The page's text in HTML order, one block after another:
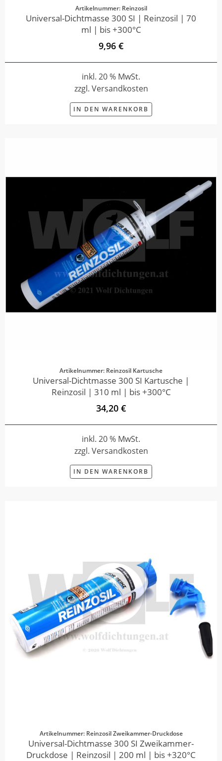
Artikelnummer: Reinzosil
Universal-Dichtmasse 300 SI | Reinzosil | 70
ml | bis +300°C
9,96 €
inkl. 20 % MwSt.
zzgl. Versandkosten
IN DEN WARENKORB
Artikelnummer: Reinzosil Kartusche
Universal-Dichtmasse 300 SI Kartusche |
Reinzosil | 310 ml | bis +300°C
34,20 €
inkl. 20 % MwSt.
zzgl. Versandkosten
IN DEN WARENKORB
Artikelnummer: Reinzosil Zweikammer-Druckdose
Universal-Dichtmasse 300 SI Zweikammer-
Druckdose | Reinzosil | 200 ml | bis +320°C